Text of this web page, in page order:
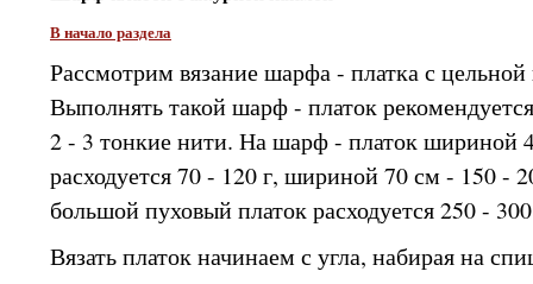
В начало раздела
Рассмотрим вязание шарфа - платка с
Выполнять такой шарф - платок
2 - 3 тонкие нити. На шарф - платок шириной
расходуется 70 - 120 г, шириной 70 см - 150 -
большой пуховый платок расходуется 250 -
Вязать платок начинаем с угла, набирая на